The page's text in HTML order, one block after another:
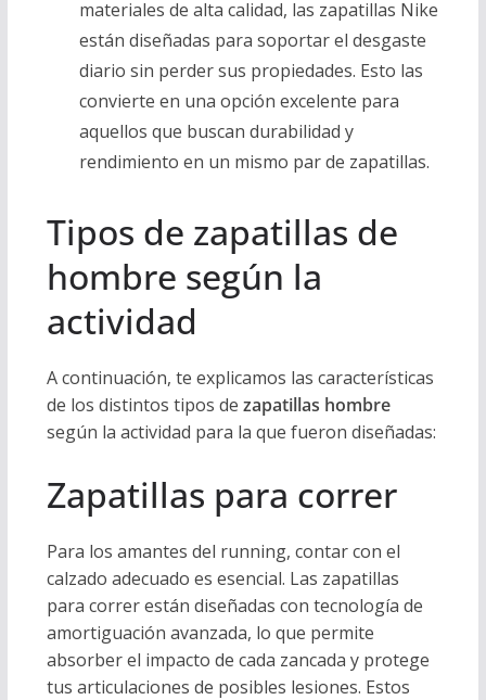
materiales de alta calidad, las zapatillas Nike
están diseñadas para soportar el desgaste
diario sin perder sus propiedades. Esto las
convierte en una opción excelente para
aquellos que buscan durabilidad y
rendimiento en un mismo par de zapatillas.
Tipos de zapatillas de
hombre según la
actividad
A continuación, te explicamos las características
de los distintos tipos de zapatillas hombre
según la actividad para la que fueron diseñadas:
Zapatillas para correr
Para los amantes del running, contar con el
calzado adecuado es esencial. Las zapatillas
para correr están diseñadas con tecnología de
amortiguación avanzada, lo que permite
absorber el impacto de cada zancada y protege
tus articulaciones de posibles lesiones. Estos